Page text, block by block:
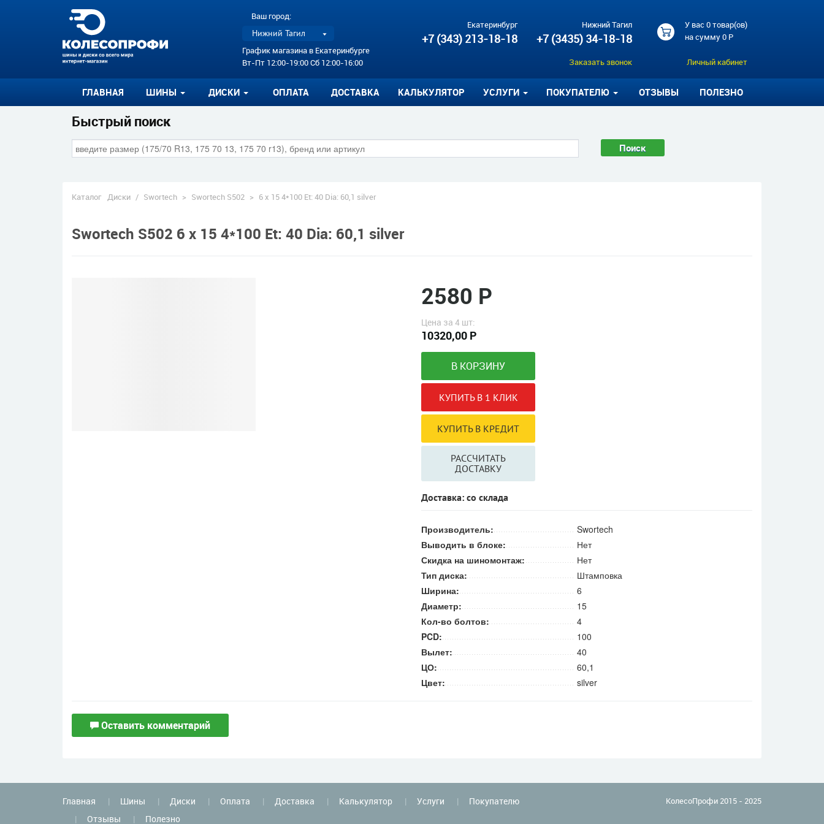
Ваш город:
Нижний Тагил
График магазина в Екатеринбурге
Вт-Пт 12:00-19:00 Сб 12:00-16:00
Екатеринбург
+7 (343) 213-18-18
Нижний Тагил
+7 (3435) 34-18-18
Заказать звонок
У вас 0 товар(ов)
на сумму0 Р
Личный кабинет
ГЛАВНАЯ ШИНЫ ДИСКИ ОПЛАТА ДОСТАВКА КАЛЬКУЛЯТОР УСЛУГИ ПОКУПАТЕЛЮ ОТЗЫВЫ ПОЛЕЗНО
Быстрый поиск
Поиск
Каталог Диски / Swortech > Swortech S502 > 6 x 15 4*100 Et: 40 Dia: 60,1 silver
Swortech S502 6 x 15 4*100 Et: 40 Dia: 60,1 silver
2580 Р
Цена за 4 шт:
10320,00 Р
РАССЧИТАТЬ
ДОСТАВКУ
Доставка: со склада
Производитель:
Swortech
Выводить в блоке:
Нет
Скидка на шиномонтаж:
Нет
Тип диска:
Штамповка
Ширина:
6
Диаметр:
15
Кол-во болтов:
4
PCD:
100
Вылет:
40
ЦО:
60,1
Цвет:
silver
Оставить комментарий
Главная Шины Диски Оплата Доставка Калькулятор Услуги
Покупателю
Отзывы
Полезно
КолесоПрофи 2015 - 2025